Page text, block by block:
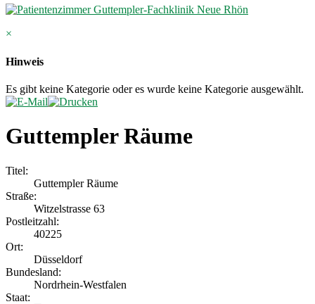
×
Hinweis
Es gibt keine Kategorie oder es wurde keine Kategorie ausgewählt.
Guttempler Räume
Titel:
Guttempler Räume
Straße:
Witzelstrasse 63
Postleitzahl:
40225
Ort:
Düsseldorf
Bundesland:
Nordrhein-Westfalen
Staat: